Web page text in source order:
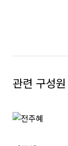
관련 구성원